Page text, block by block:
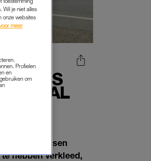
ALS
Joris Linssen
hebben verkleed,
Wil je niet alles
onze websites
meer
Profielen
en
om